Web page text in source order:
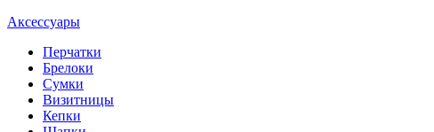
Аксессуары
Перчатки
Брелоки
Сумки
Визитницы
Кепки